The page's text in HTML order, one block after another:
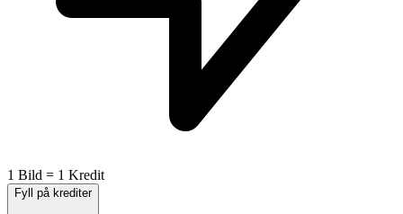
1 Bild = 1 Kredit
Fyll på krediter